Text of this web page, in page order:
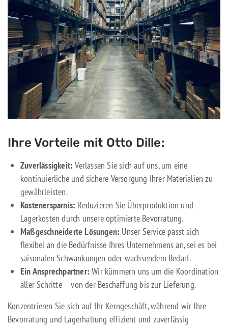
Ihre Vorteile mit Otto Dille:
Zuverlässigkeit: Verlassen Sie sich auf uns, um eine
kontinuierliche und sichere Versorgung Ihrer Materialien zu
gewährleisten.
Kostenersparnis: Reduzieren Sie Überproduktion und
Lagerkosten durch unsere optimierte Bevorratung.
Maßgeschneiderte Lösungen: Unser Service passt sich
flexibel an die Bedürfnisse Ihres Unternehmens an, sei es bei
saisonalen Schwankungen oder wachsendem Bedarf.
Ein Ansprechpartner: Wir kümmern uns um die Koordination
aller Schritte – von der Beschaffung bis zur Lieferung.
Konzentrieren Sie sich auf Ihr Kerngeschäft, während wir Ihre
Bevorratung und Lagerhaltung effizient und zuverlässig